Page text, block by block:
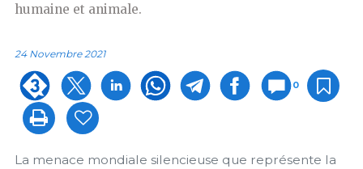
humaine et animale.
24 Novembre 2021
0
La menace mondiale silencieuse que représente la